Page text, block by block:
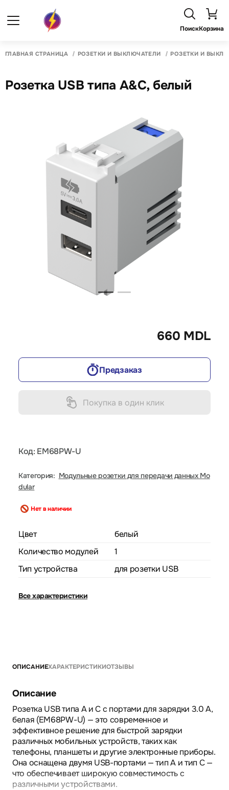
ПоискКорзина
ГЛАВНАЯ СТРАНИЦА РОЗЕТКИ И ВЫКЛЮЧАТЕЛИ РОЗЕТКИ И
Розетка USB типа A&C, белый
660 MDL
Предзаказ
Покупка в один клик
Код: EM68PW-U
Категория: Модульные розетки для передачи данных Mo
dular
Нет в наличии
Цвет
белый
Количество модулей
1
Тип устройства
для розетки USB
Все характеристики
ОПИСАНИЕХАРАКТЕРИСТИКИОТЗЫВЫ
Описание
Розетка USB типа A и C с портами для зарядки 3.0 A,
белая (EM68PW-U) — это современное и
эффективное решение для быстрой зарядки
различных мобильных устройств, таких как
телефоны, планшеты и другие электронные приборы.
Она оснащена двумя USB-портами — тип A и тип C —
что обеспечивает широкую совместимость с
различными устройствами.